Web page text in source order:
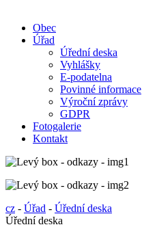
Obec
Úřad
Úřední deska
Vyhlášky
E-podatelna
Povinné informace
Výroční zprávy
GDPR
Fotogalerie
Kontakt
cz - Úřad - Úřední deska
Úřední deska